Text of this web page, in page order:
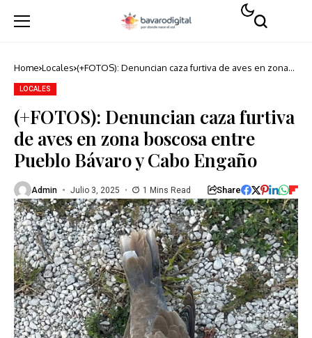
Home Locales (+FOTOS): Denuncian caza furtiva de aves en zona
LOCALES
(+FOTOS): Denuncian caza furtiva
de aves en zona boscosa entre
Pueblo Bávaro y Cabo Engaño
Admin Julio 3, 2025 1 Mins Read Share